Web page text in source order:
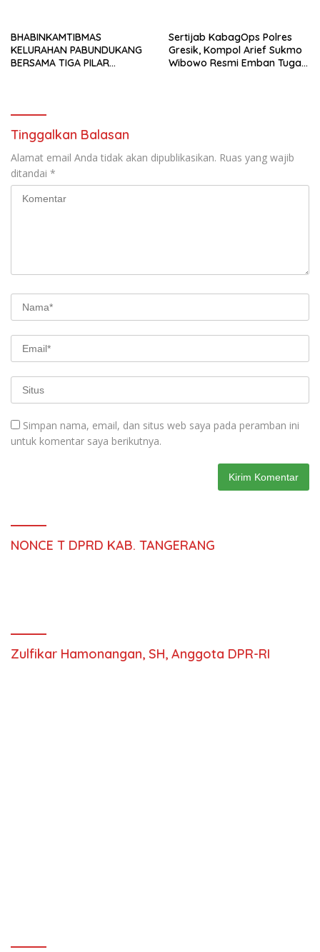
di Malam Hari
Berkualitas
BHABINKAMTIBMAS
KELURAHAN PABUNDUKANG
BERSAMA TIGA PILAR
Sertijab KabagOps Polres
Gresik, Kompol Arief Sukmo
Wibowo Resmi Emban Tugas
Tinggalkan Balasan
Alamat email Anda tidak akan dipublikasikan. Ruas yang wajib
ditandai *
Simpan nama, email, dan situs web saya pada peramban ini
untuk komentar saya berikutnya.
NONCE T DPRD KAB. TANGERANG
Zulfikar Hamonangan, SH, Anggota DPR-RI